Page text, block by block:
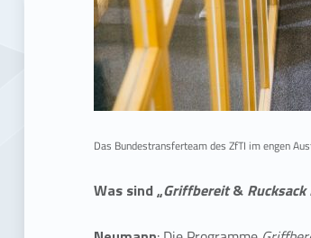
Das Bundestransferteam des ZfTI im engen
Was sind „Griffbereit& Rucksack